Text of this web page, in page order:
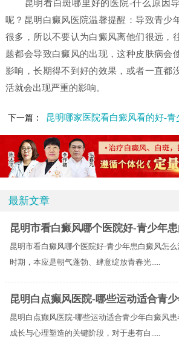
昆明看白斑哪里好的医院-什么原因导
呢？昆明白癜风医院温馨提醒：导致青少
很多，所以不要认为白癜风离他们很远，
题都会导致白癜风的出现，这种皮肤病会
影响，长期得不到好的效果，或者一直都
活就会出现严重的影响。
下一篇： 昆明哪家医院看白癜风看的好-青少年白
最新文章
昆明市看白癜风哪个医院好-青少年
昆明市看白癜风哪个医院好-青少年患白癜风怎
时期，本应是朝气蓬勃、肆意绽放青春光.....
昆明白点癫风医院-哪些运动适合青
昆明白点癫风医院-哪些运动适合青少年白癜风
成长与心理塑造的关键阶段，对于患有白.....